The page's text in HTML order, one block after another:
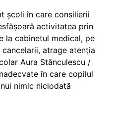
școli în care consilierii
activitatea prin
la cabinetul medical, pe
cancelarii, atrage atenția
Aura Stănculescu /
în care copilul
nimic niciodată